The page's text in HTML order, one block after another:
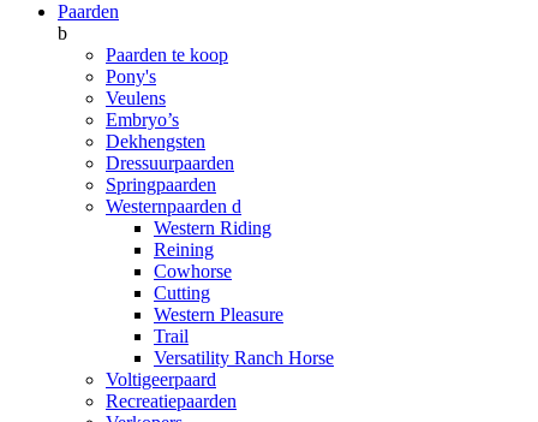
Paarden
b
Paarden te koop
Pony's
Veulens
Embryo’s
Dekhengsten
Dressuurpaarden
Springpaarden
Westernpaarden d
Western Riding
Reining
Cowhorse
Cutting
Western Pleasure
Trail
Versatility Ranch Horse
Voltigeerpaard
Recreatiepaarden